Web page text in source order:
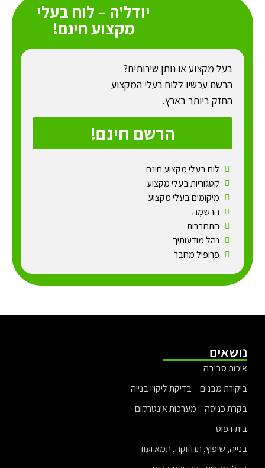
יודל'ה – לוח בעלי
מקצוע חינם!
בעל מקצוע או נותן שירותים?
הרשם עכשיו ללוח בעלי המקצוע
החזק ביותר בארץ.
הרשם חינם!
לוח בעלי מקצוע חינם
קטגוריות בעלי מקצוע
מיקומים בעלי מקצוע
הַרשָׁמָה
התחברות
נהל מודעותיך
פרופיל מחבר
נושאים
איכות סביבה
ביקורת מבנים – בדיקת ליקויי בנייה
בקרת כניסה – מערכות אינטרקום
בית דפוס
בנייה, שיפוץ, תחזוקה, תמא ועוד